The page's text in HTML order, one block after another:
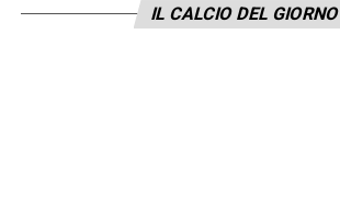
IL CALCIO DEL GIORNO